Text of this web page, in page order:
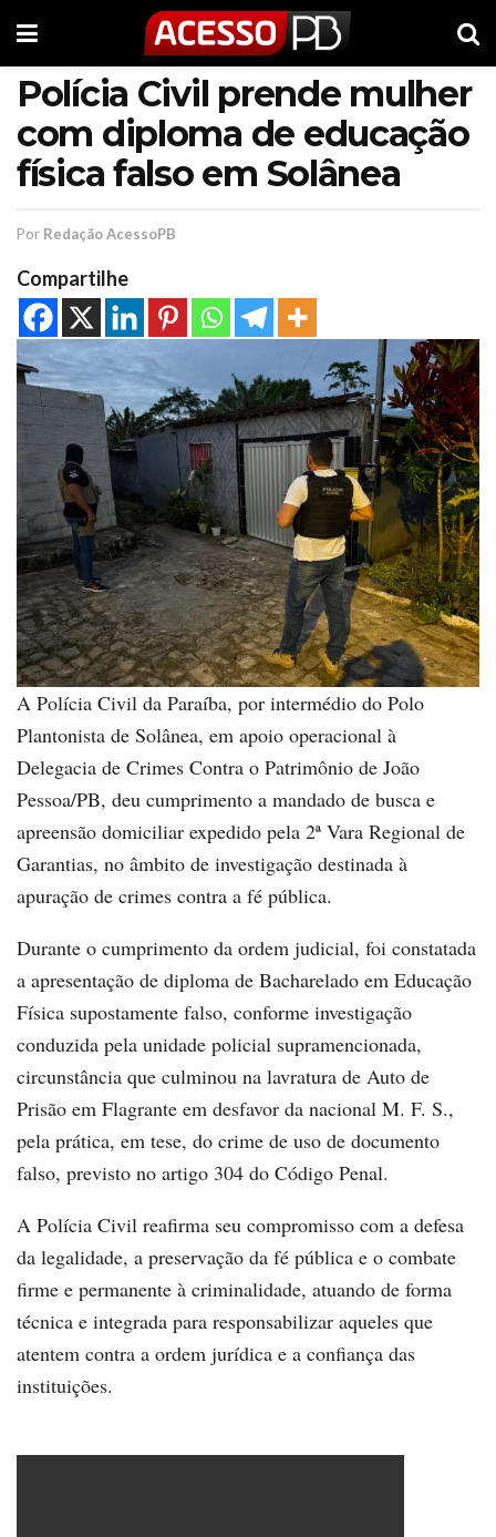
Polícia Civil prende mulher
com diploma de educação
física falso em Solânea
Por Redação AcessoPB
Compartilhe
A Polícia Civil da Paraíba, por intermédio do Polo
Plantonista de Solânea, em apoio operacional à
Delegacia de Crimes Contra o Patrimônio de João
Pessoa/PB, deu cumprimento a mandado de busca e
apreensão domiciliar expedido pela 2ª Vara Regional de
Garantias, no âmbito de investigação destinada à
apuração de crimes contra a fé pública.
Durante o cumprimento da ordem judicial, foi constatada
a apresentação de diploma de Bacharelado em Educação
Física supostamente falso, conforme investigação
conduzida pela unidade policial supramencionada,
circunstância que culminou na lavratura de Auto de
Prisão em Flagrante em desfavor da nacional M. F. S.,
pela prática, em tese, do crime de uso de documento
falso, previsto no artigo 304 do Código Penal.
A Polícia Civil reafirma seu compromisso com a defesa
da legalidade, a preservação da fé pública e o combate
firme e permanente à criminalidade, atuando de forma
técnica e integrada para responsabilizar aqueles que
atentem contra a ordem jurídica e a confiança das
instituições.